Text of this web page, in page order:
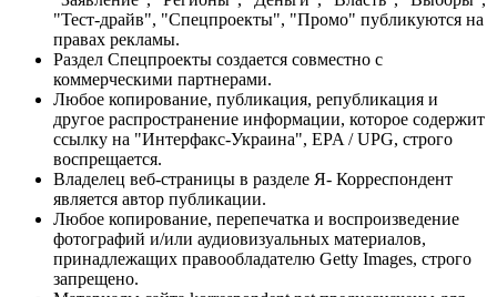
"Тест-драйв", "Спецпроекты", "Промо" публикуются на
правах рекламы.
Раздел Спецпроекты создается совместно с
коммерческими партнерами.
Любое копирование, публикация, републикация и
другое распространение информации, которое содержит
ссылку на "Интерфакс-Украина", EPA / UPG, строго
воспрещается.
Владелец веб-страницы в разделе Я- Корреспондент
является автор публикации.
Любое копирование, перепечатка и воспроизведение
фотографий и/или аудиовизуальных материалов,
принадлежащих правообладателю Getty Images, строго
запрещено.